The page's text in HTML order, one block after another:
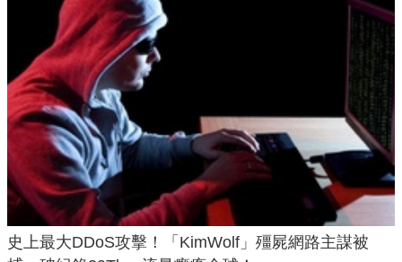
史上最大DDoS攻擊！「KimWolf」殭屍網路主謀被